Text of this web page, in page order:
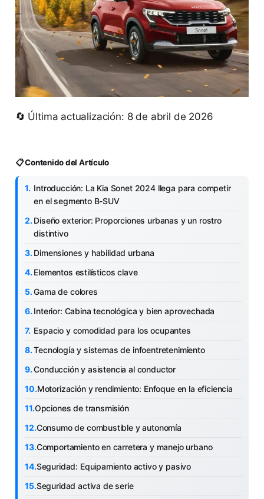
🔄 Última actualización: 8 de abril de 2026
📋 Contenido del Artículo
Introducción: La Kia Sonet 2024 llega para competir
en el segmento B-SUV
Diseño exterior: Proporciones urbanas y un rostro
distintivo
Dimensiones y habilidad urbana
Elementos estilísticos clave
Gama de colores
Interior: Cabina tecnológica y bien aprovechada
Espacio y comodidad para los ocupantes
Tecnología y sistemas de infoentretenimiento
Conducción y asistencia al conductor
Motorización y rendimiento: Enfoque en la eficiencia
Opciones de transmisión
Consumo de combustible y autonomía
Comportamiento en carretera y manejo urbano
Seguridad: Equipamiento activo y pasivo
Seguridad activa de serie